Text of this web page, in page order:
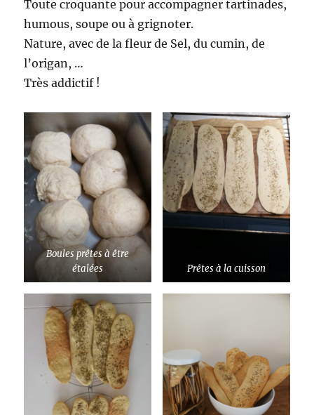
Toute croquante pour accompagner tartinades,
humous, soupe ou à grignoter.
Nature, avec de la fleur de Sel, du cumin, de
l’origan, …
Très addictif !
Boules prêtes à être
étalées
Prêtes à la cuisson